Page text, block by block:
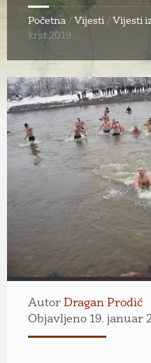
Početna / Vijesti / Vijesti
krst 2019.
Autor Dragan Prodić
Objavljeno 19. januar